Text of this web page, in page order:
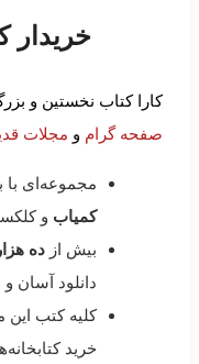
خریدار
کارا کتاب نخستین و
صفحه گرام و مجلات
مجموعه‌ای با
کمیاب و
بیش از ده
دانلود آسان و
کلیه کتب
خرید